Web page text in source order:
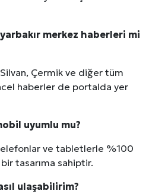
merkez haberleri mi
Silvan, Çermik ve diğer tüm
haberler de portalda yer
uyumlu mu?
ve tabletlerle %100
tasarıma sahiptir.
ulaşabilirim?
ve Pişirme Önerileri: Yumuşak
İçin Oval Hava Kanalı Avantajları